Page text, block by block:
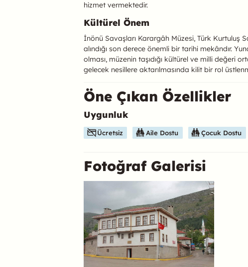
hizmet vermektedir.
Kültürel Önem
İnönü Savaşları Karargâh Müzesi, Türk Kurtuluş
alındığı son derece önemli bir tarihi mekândır.
olması, müzenin taşıdığı kültürel ve milli değeri
gelecek nesillere aktarılmasında kilit bir rol
Öne Çıkan Özellikler
Bu mekanın öne çıkan özelliklerini aşağıda
Uygunluk
Ücretsiz Aile Dostu Çocuk Dostu
Fotoğraf Galerisi